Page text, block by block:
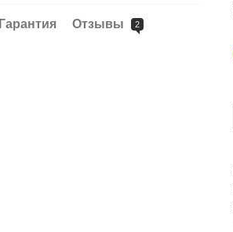
Гарантия Отзывы 2